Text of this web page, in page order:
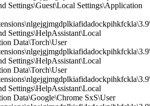
Settings\Guest\Local Settings\Application
Settings\HelpAssistant\Local
Data\Torch\User
Settings\HelpAssistant\Local
Data\Torch\User
Settings\HelpAssistant\Local
Data\Google\Chrome SxS\User